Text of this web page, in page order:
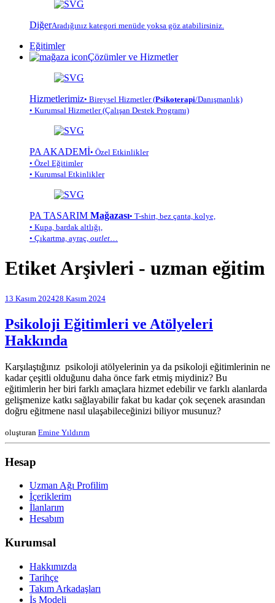
DiğerAradığınız kategori menüde yoksa göz atabilirsiniz.
Eğitimler
Çözümler ve Hizmetler
Hizmetlerimiz• Bireysel Hizmetler (Psikoterapi/Danışmanlık)
• Kurumsal Hizmetler (Çalışan Destek Programı)
PA AKADEMİ• Özel Etkinlikler
• Özel Eğitimler
• Kurumsal Etkinlikler
PA TASARIM Mağazası• T-shirt, bez çanta, kolye,
• Kupa, bardak altlığı,
• Çıkartma, ayraç, outlet…
Etiket Arşivleri - uzman eğitim
13 Kasım 202428 Kasım 2024
Psikoloji Eğitimleri ve Atölyeleri
Hakkında
Karşılaştığınız psikoloji atölyelerinin ya da psikoloji eğitimlerinin ne
kadar çeşitli olduğunu daha önce fark etmiş miydiniz? Bu
eğitimlerin her biri farklı amaçlara hizmet edebilir ve farklı alanlarda
gelişmenize katkı sağlayabilir fakat bu kadar çok seçenek arasından
doğru eğitmene nasıl ulaşabileceğinizi biliyor musunuz?
oluşturan Emine Yıldırım
Hesap
Uzman Ağı Profilim
İçeriklerim
İlanlarım
Hesabım
Kurumsal
Hakkımızda
Tarihçe
Takım Arkadaşları
İş Modeli